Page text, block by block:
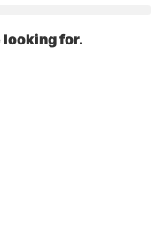
looking for.